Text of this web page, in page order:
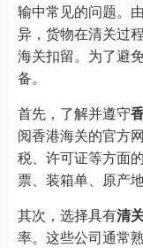
输中常见的问题。
异，货物在清关过
海关扣留。为了避
备。
首先，了解并遵守
阅香港海关的官方
税、许可证等方面
票、装箱单、原产
其次，选择具有清
率。这些公司通常